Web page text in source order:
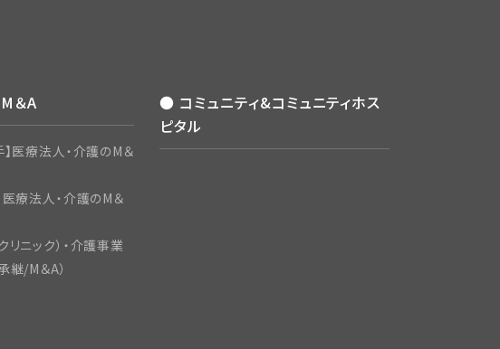
＆A
医療法人・介護のM＆
療法人・介護のM＆
ニック）・介護事業
継/M＆A）
● コミュニティ&コミュニティホス
ピタル